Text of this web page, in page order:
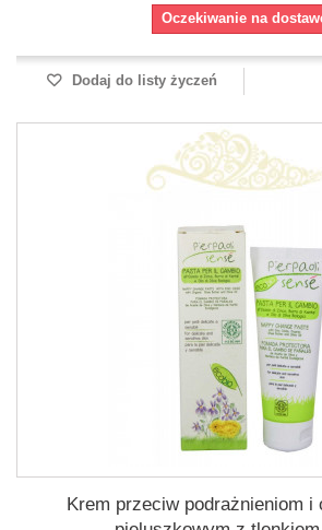
Oczekiwanie na
Dodaj do listy życzeń
Krem przeciw podrażnieniom i